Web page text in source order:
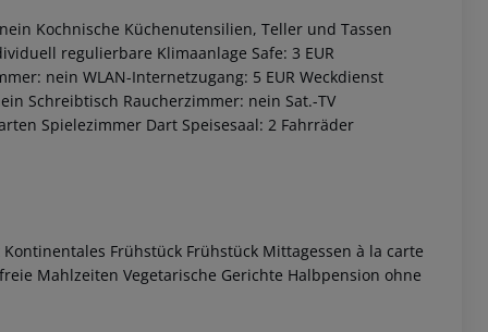
Kochnische Küchenutensilien, Teller und Tassen
regulierbare Klimaanlage Safe: 3 EUR
nein WLAN-Internetzugang: 5 EUR Weckdienst
Schreibtisch Raucherzimmer: nein Sat.-TV
Spielezimmer Dart Speisesaal: 2 Fahrräder
Frühstück Frühstück Mittagessen à la carte
Mahlzeiten Vegetarische Gerichte Halbpension ohne
akzeptieren